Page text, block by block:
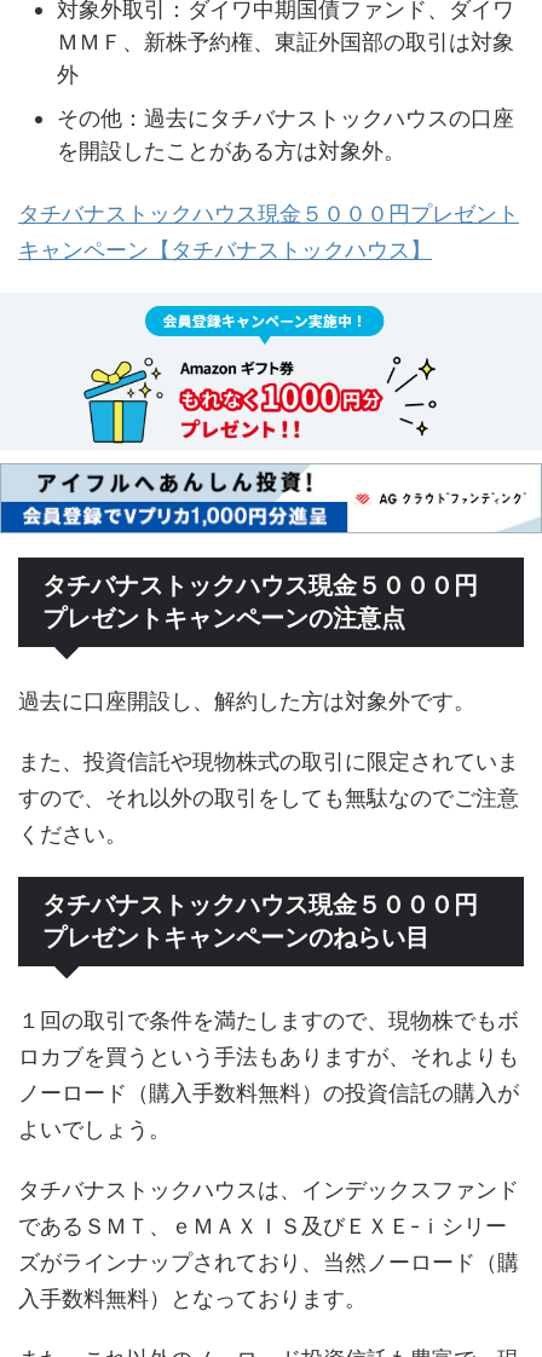
対象外取引：ダイワ中期国債ファンド、ダイワ
ＭＭＦ、新株予約権、東証外国部の取引は対象
外
その他：過去にタチバナストックハウスの口座
を開設したことがある方は対象外。
タチバナストックハウス現金５０００円プレゼント
キャンペーン【タチバナストックハウス】
タチバナストックハウス現金５０００円
プレゼントキャンペーンの注意点
過去に口座開設し、解約した方は対象外です。
また、投資信託や現物株式の取引に限定されていま
すので、それ以外の取引をしても無駄なのでご注意
ください。
タチバナストックハウス現金５０００円
プレゼントキャンペーンのねらい目
１回の取引で条件を満たしますので、現物株でもボ
ロカブを買うという手法もありますが、それよりも
ノーロード（購入手数料無料）の投資信託の購入が
よいでしょう。
タチバナストックハウスは、インデックスファンド
であるＳＭＴ、ｅＭＡＸＩＳ及びＥＸＥ-ｉシリー
ズがラインナップされており、当然ノーロード（購
入手数料無料）となっております。